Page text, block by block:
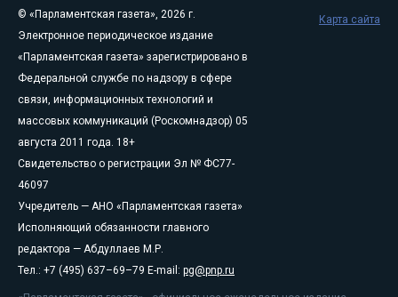
© «Парламентская газета», 2026 г.
Электронное периодическое издание
«Парламентская газета» зарегистрировано в
Федеральной службе по надзору в сфере
связи, информационных технологий и
массовых коммуникаций (Роскомнадзор) 05
августа 2011 года. 18+
Свидетельство о регистрации Эл № ФС77-
46097
Учредитель — АНО «Парламентская газета»
Исполняющий обязанности главного
редактора — Абдуллаев М.Р.
Тел.: +7 (495) 637–69–79 E-mail: pg@pnp.ru
Карта сайта